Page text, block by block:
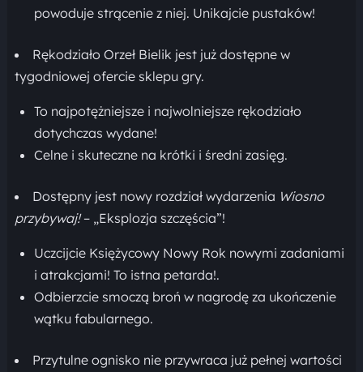
powoduje strącenie z niej. Unikajcie pustaków!
Rękodziało Orzeł Bielik jest już dostępne w
tygodniowej ofercie sklepu gry.
To najpotężniejsze i najwolniejsze rękodziało
dotychczas wydane!
Celne i skuteczne na krótki i średni zasięg.
Dostępny jest nowy rozdział wydarzenia Wiosno
przybywaj!– „Eksplozja szczęścia”!
Uczcijcie Księżycowy Nowy Rok nowymi zadaniami
i atrakcjami! To istna petarda!.
Odbierzcie smoczą broń w nagrodę za ukończenie
wątku fabularnego.
Przytulne ognisko nie przywraca już pełnej wartości